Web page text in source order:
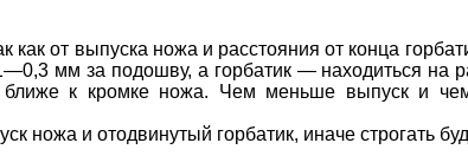
от выпуска ножа и расстояния от конца
мм за подошву, а горбатик — находиться на
к кромке ножа. Чем меньше выпуск и
ножа и отодвинутый горбатик, иначе строгать